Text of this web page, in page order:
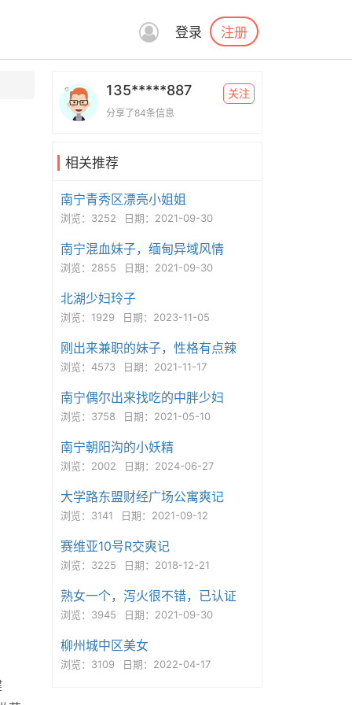
登录 注册
135*****887
分享了84条信息
关注
相关推荐
南宁青秀区漂亮小姐姐
浏览：3252 日期：2021-09-30
南宁混血妹子，缅甸异域风情
浏览：2855 日期：2021-09-30
北湖少妇玲子
浏览：1929 日期：2023-11-05
刚出来兼职的妹子，性格有点辣
浏览：4573 日期：2021-11-17
南宁偶尔出来找吃的中胖少妇
浏览：3758 日期：2021-05-10
南宁朝阳沟的小妖精
浏览：2002 日期：2024-06-27
大学路东盟财经广场公寓爽记
浏览：3141 日期：2021-09-12
赛维亚10号R交爽记
浏览：3225 日期：2018-12-21
熟女一个，泻火很不错，已认证
浏览：3945 日期：2021-09-30
柳州城中区美女
浏览：3109 日期：2022-04-17